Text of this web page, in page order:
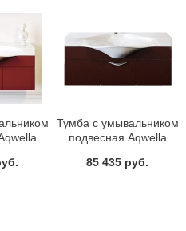
Тумба с умывальником
подвесная Aqwella
Коричневая
85 435 руб.